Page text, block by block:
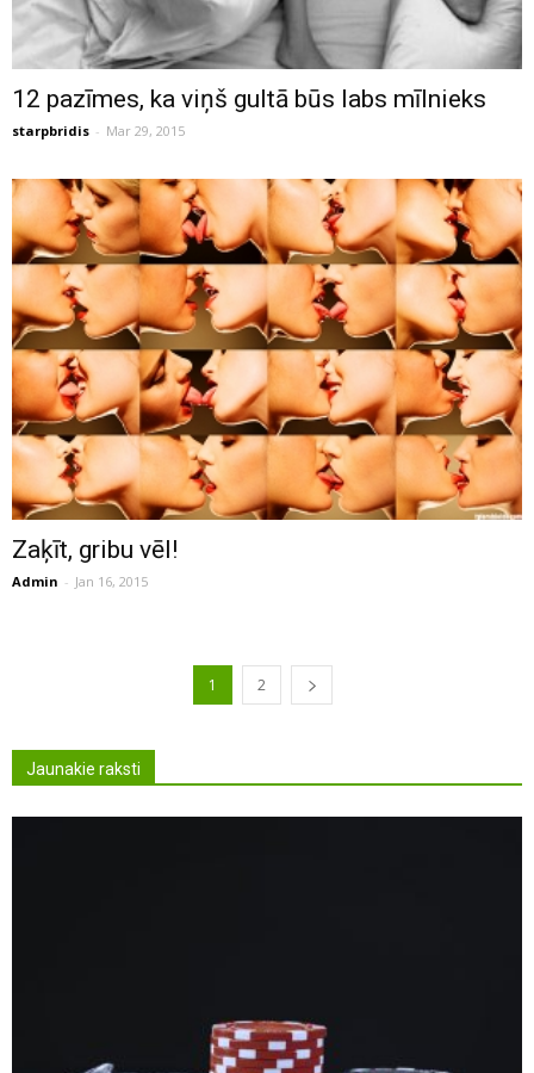
12 pazīmes, ka viņš gultā būs labs mīlnieks
starpbridis - Mar 29, 2015
Zaķīt, gribu vēl!
Admin - Jan 16, 2015
1 2
Jaunakie raksti